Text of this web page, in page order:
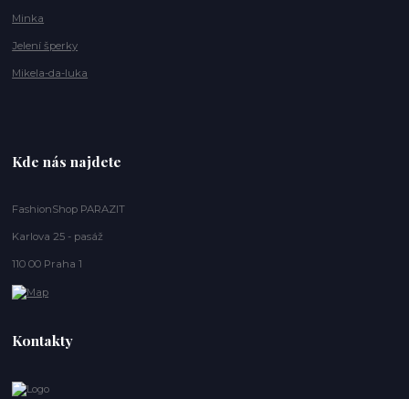
Minka
Jelení šperky
Mikela-da-luka
Kde nás najdete
FashionShop PARAZIT
Karlova 25 - pasáž
110 00 Praha 1
Kontakty